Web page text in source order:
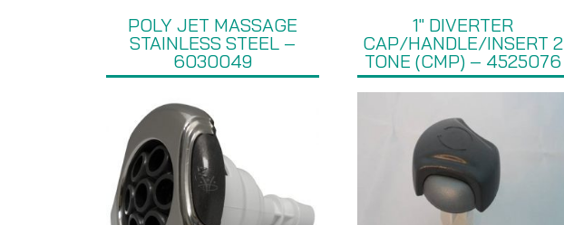
POLY JET MASSAGE
STAINLESS STEEL –
6030049
1″ DIVERTER
CAP/HANDLE/INSERT 2
TONE (CMP) – 4525076